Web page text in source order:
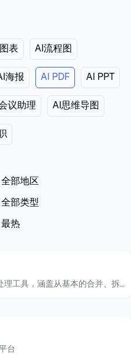
表 AI流程图
海报 AI PDF AI PPT
议助理 AI思维导图
全部地区
全部类型
最热
理工具，涵盖从基本的合并、拆
台